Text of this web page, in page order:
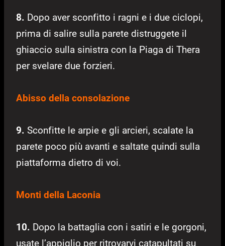
8. Dopo aver sconfitto i ragni e i due ciclopi,
prima di salire sulla parete distruggete il
ghiaccio sulla sinistra con la Piaga di Thera
per svelare due forzieri.
Abisso della consolazione
9. Sconfitte le arpie e gli arcieri, scalate la
parete poco più avanti e saltate quindi sulla
piattaforma dietro di voi.
Monti della Laconia
10. Dopo la battaglia con i satiri e le gorgoni,
usate l’appiglio per ritrovarvi catapultati su